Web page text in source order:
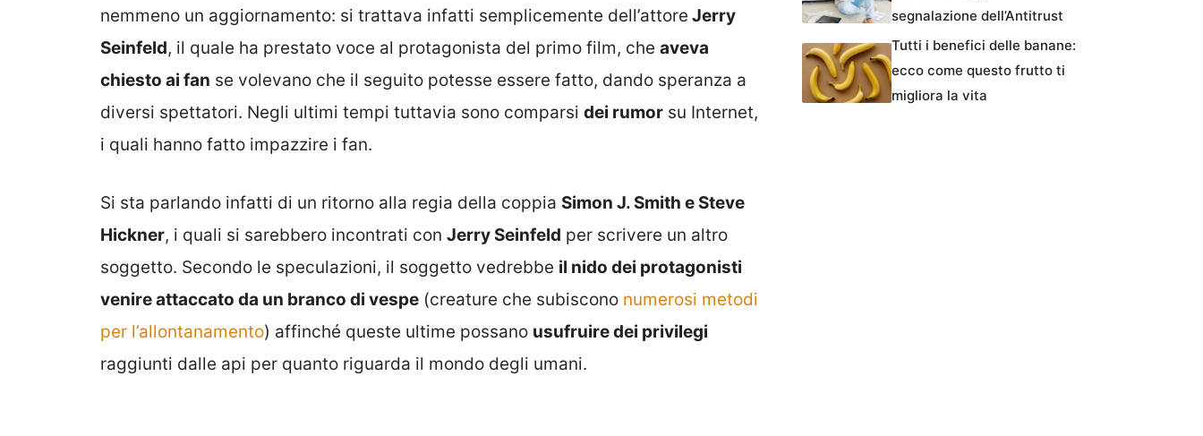
nemmeno un aggiornamento: si trattava infatti semplicemente dell’attore Jerry
Seinfeld, il quale ha prestato voce al protagonista del primo film, che aveva
chiesto ai fan se volevano che il seguito potesse essere fatto, dando speranza a
diversi spettatori. Negli ultimi tempi tuttavia sono comparsi dei rumor su Internet,
i quali hanno fatto impazzire i fan.
Si sta parlando infatti di un ritorno alla regia della coppia Simon J. Smith e Steve
Hickner, i quali si sarebbero incontrati con Jerry Seinfeld per scrivere un altro
soggetto. Secondo le speculazioni, il soggetto vedrebbe il nido dei protagonisti
venire attaccato da un branco di vespe (creature che subiscono numerosi metodi
per l’allontanamento) affinché queste ultime possano usufruire dei privilegi
raggiunti dalle api per quanto riguarda il mondo degli umani.
segnalazione dell’Antitrust
Tutti i benefici delle banane:
ecco come questo frutto ti
migliora la vita